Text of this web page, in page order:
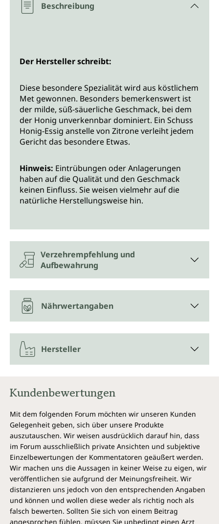
Beschreibung
Der Hersteller schreibt:
Diese besondere Spezialität wird aus köstlichem
Met gewonnen. Besonders bemerkenswert ist
der milde, süß-säuerliche Geschmack, bei dem
der Honig unverkennbar dominiert. Ein Schuss
Honig-Essig anstelle von Zitrone verleiht jedem
Gericht das besondere Etwas.
Hinweis: Eintrübungen oder Anlagerungen
haben auf die Qualität und den Geschmack
keinen Einfluss. Sie weisen vielmehr auf die
natürliche Herstellungsweise hin.
Verzehrempfehlung und
Aufbewahrung
Nährwertangaben
Hersteller
Kundenbewertungen
Mit dem folgenden Forum möchten wir unseren Kunden
Gelegenheit geben, sich über unsere Produkte
auszutauschen. Wir weisen ausdrücklich darauf hin, dass
im Forum ausschließlich private Ansichten und subjektive
Einzelbewertungen der Kommentatoren geäußert werden.
Wir machen uns die Aussagen in keiner Weise zu eigen, wir
veröffentlichen sie aufgrund der Meinungsfreiheit. Wir
distanzieren uns jedoch von den entsprechenden Angaben
und können und wollen diese weder als richtig noch als
falsch bewerten. Sollten Sie sich von einem Beitrag
angesprochen fühlen, müssen Sie unbedingt einen Arzt